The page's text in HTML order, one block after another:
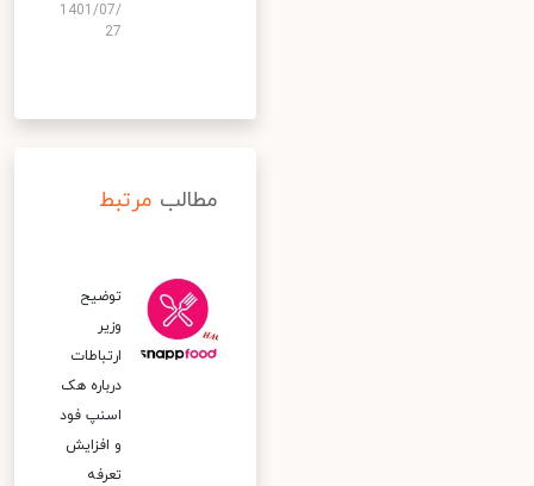
1401/07/
27
مطالب مرتبط
توضیح
وزیر
ارتباطات
درباره هک
اسنپ‌ فود
و افزایش
تعرفه